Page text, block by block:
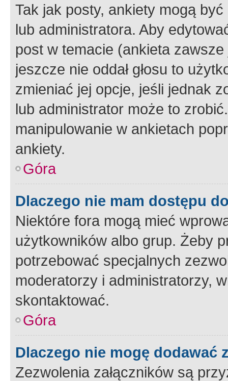
Tak jak posty, ankiety mogą
lub administratora. Aby
post w temacie (ankieta
jeszcze nie oddał głosu to
zmieniać jej opcje, jeśli jednak
lub administrator może to
manipulowanie w ankietach
ankiety.
Góra
Dlaczego nie mam dostępu
Niektóre fora mogą mieć
użytkowników albo grup. Żeby
potrzebować specjalnych
moderatorzy i administratorzy,
skontaktować.
Góra
Dlaczego nie mogę dodawać
Zezwolenia załączników są